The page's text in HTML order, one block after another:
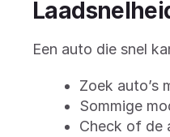
Een auto die snel
Zoek auto’s
Sommige
Check of de